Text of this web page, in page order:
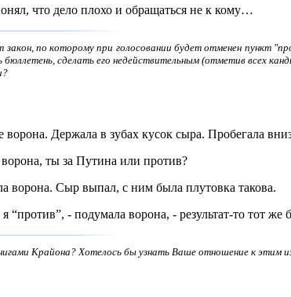
что дело плохо и обращаться не к кому…
по которому при голосовании будет отменен пункт
бюллетень, сделать его недействительным (отметив всех
ворона. Держала в зубах кусок сыра. Пробегала
ты за Путина или против?
ворона. Сыр выпал, с ним была плутовка такова.
я “против”, - подумала ворона, - результат-то тот
Крайона? Хотелось бы узнать Ваше отношение к этим